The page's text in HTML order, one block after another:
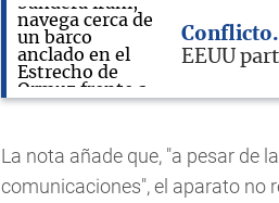
Conflicto
EEUU
La nota añade que, "a pesar de
comunicaciones", el aparato no